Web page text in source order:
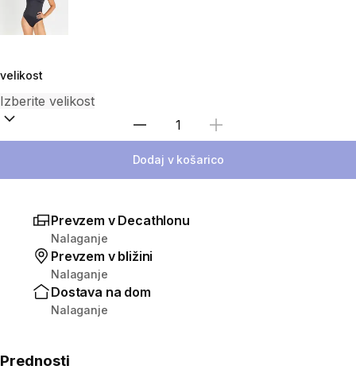
velikost
Izberite količino
Dodaj v košarico
Prevzem v Decathlonu
Nalaganje
Prevzem v bližini
Nalaganje
Dostava na dom
Nalaganje
Prednosti